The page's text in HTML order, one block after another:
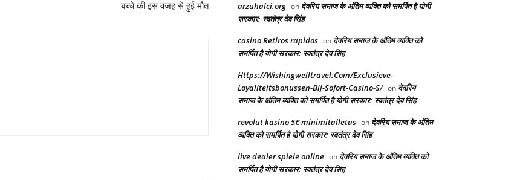
बच्चे की इस वजह से हुई मौत
arzuhalci.org on देवरिय समाज के अंतिम व्यक्ति को समर्पित है योगी
सरकार: स्वतंत्र देव सिंह
casino Retiros rapidos on देवरिय समाज के अंतिम व्यक्ति को
समर्पित है योगी सरकार: स्वतंत्र देव सिंह
Https://Wishingwelltravel.Com/Exclusieve-
Loyaliteitsbonussen-Bij-Sofort-Casino-S/ on देवरिय
समाज के अंतिम व्यक्ति को समर्पित है योगी सरकार: स्वतंत्र देव सिंह
revolut kasino 5€ minimitalletus on देवरिय समाज के अंतिम
व्यक्ति को समर्पित है योगी सरकार: स्वतंत्र देव सिंह
live dealer spiele online on देवरिय समाज के अंतिम व्यक्ति को
समर्पित है योगी सरकार: स्वतंत्र देव सिंह